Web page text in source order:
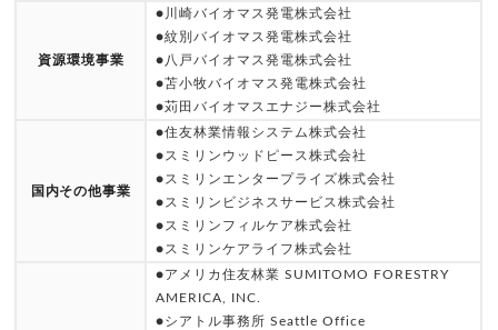
資源環境事業
●川崎バイオマス発電株式会社
●紋別バイオマス発電株式会社
●八戸バイオマス発電株式会社
●苫小牧バイオマス発電株式会社
●苅田バイオマスエナジー株式会社
国内その他事業
●住友林業情報システム株式会社
●スミリンウッドピース株式会社
●スミリンエンタープライズ株式会社
●スミリンビジネスサービス株式会社
●スミリンフィルケア株式会社
●スミリンケアライフ株式会社
●アメリカ住友林業 SUMITOMO FORESTRY
AMERICA, INC.
●シアトル事務所 Seattle Office